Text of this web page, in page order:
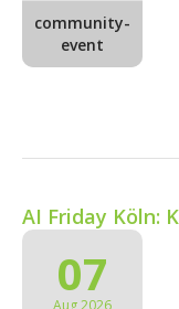
community-
event
AI Friday Köln:
07
Aug 2026